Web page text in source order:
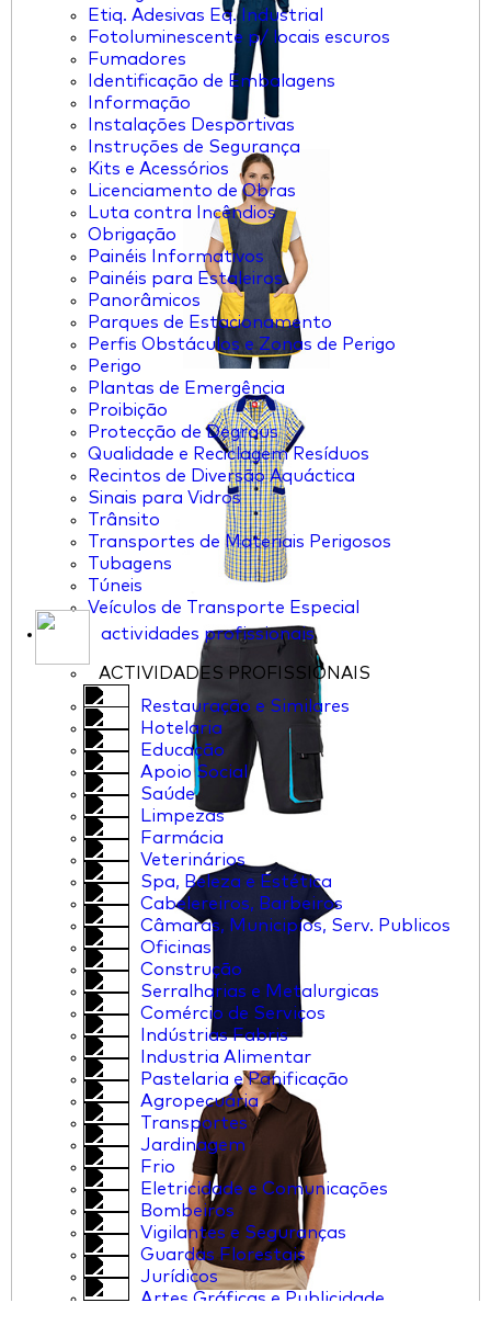
Etiq. Adesivas Eq. Industrial
Fotoluminescente p/ locais escuros
Fumadores
Identificação de Embalagens
Informação
Instalações Desportivas
Instruções de Segurança
Kits e Acessórios
Licenciamento de Obras
Luta contra Incêndios
Obrigação
Painéis Informativos
Painéis para Estaleiros
Panorâmicos
Parques de Estacionamento
Perfis Obstáculos e Zonas de Perigo
Perigo
Plantas de Emergência
Proibição
Protecção de Degraus
Qualidade e Reciclagem Resíduos
Recintos de Diversão Aquáctica
Sinais para Vidros
Trânsito
Transportes de Materiais Perigosos
Tubagens
Túneis
Veículos de Transporte Especial
actividades profissionais
ACTIVIDADES PROFISSIONAIS
Restauração e Similares
Hotelaria
Educação
Apoio Social
Saúde
Limpezas
Farmácia
Veterinários
Spa, Beleza e Estética
Cabelereiros, Barbeiros
Câmaras, Municipios, Serv. Publicos
Oficinas
Construção
Serralharias e Metalurgicas
Comércio de Serviços
Indústrias Fabris
Industria Alimentar
Pastelaria e Panificação
Agropecuária
Transportes
Jardinagem
Frio
Eletricidade e Comunicações
Bombeiros
Vigilantes e Seguranças
Guardas Florestais
Jurídicos
Artes Gráficas e Publicidade